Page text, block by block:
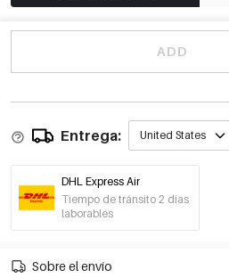
ADD
Entrega: United States
DHL Express Air
Tiempo de tránsito 2 días
laborables
Sobre el envío